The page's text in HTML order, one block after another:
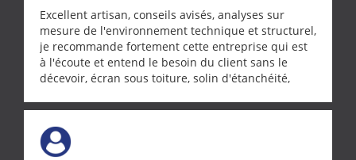
Excellent artisan, conseils avisés, analyses sur
mesure de l'environnement technique et structurel,
je recommande fortement cette entreprise qui est
à l'écoute et entend le besoin du client sans le
décevoir, écran sous toiture, solin d'étanchéité,
récupérateur d'eau, tout a été parfaitement mis en
œuvre sans besoin d'y revenir. confiance assurée.